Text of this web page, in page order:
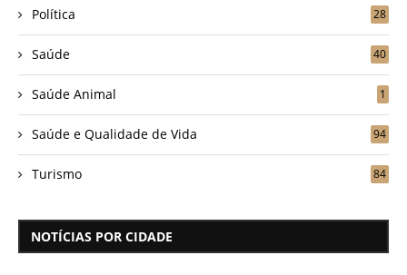
Política 28
Saúde 40
Saúde Animal 1
Saúde e Qualidade de Vida 94
Turismo 84
NOTÍCIAS POR CIDADE